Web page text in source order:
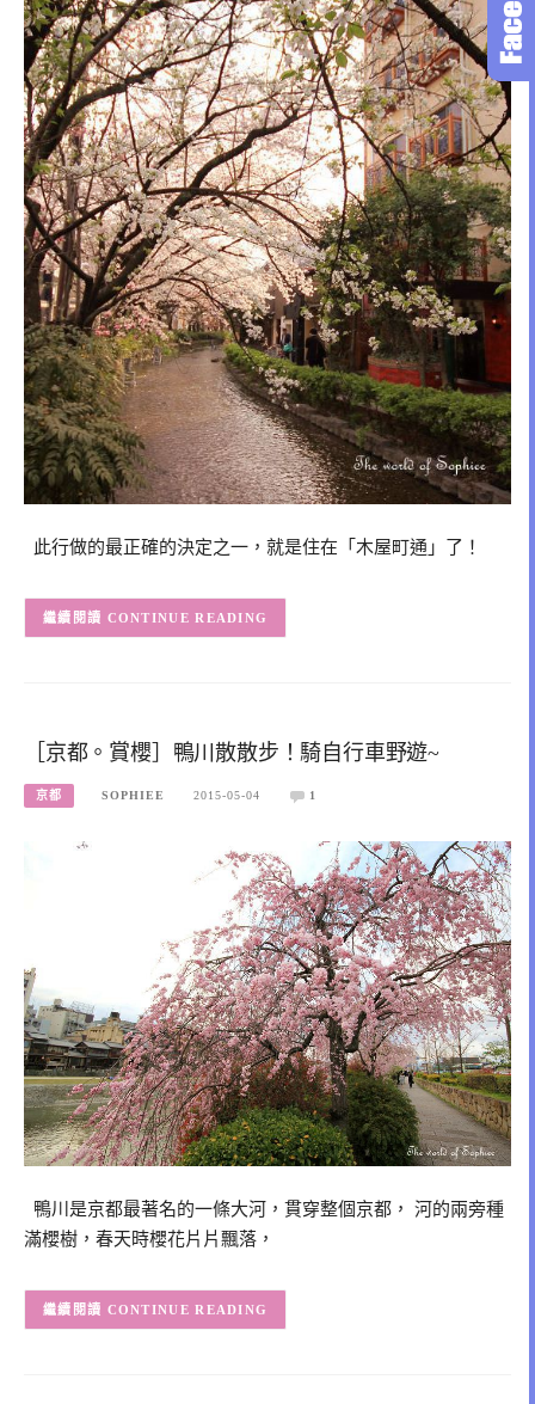
此行做的最正確的決定之一，就是住在「木屋町通」了！
CONTINUE READING
［京都。賞櫻］鴨川散散步！騎自行車野遊~
京都 SOPHIEE 2015-05-04 1
鴨川是京都最著名的一條大河，貫穿整個京都， 河的兩旁種
滿櫻樹，春天時櫻花片片飄落，
CONTINUE READING